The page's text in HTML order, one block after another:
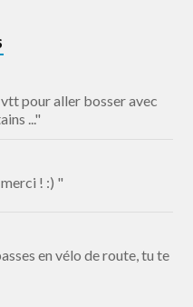
pour aller bosser avec
..."
! :) "
en vélo de route, tu te